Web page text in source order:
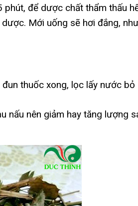
để dược chất thẩm thấu
Mới uống sẽ hơi đắng,
thuốc xong, lọc lấy nước bỏ
nấu nên giảm hay tăng lượng